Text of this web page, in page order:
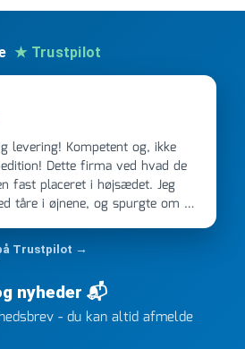
★ Trustpilot
og, ikke
Dette firma ved hvad de
fast placeret i højsædet. Jeg
tåre i øjnene, og spurgte om de
ordre, fordi Davidsen A/S ikke
måneder gammel aftale. Jeg
og min store ordre kom dagen
ikke få armene ned, og næste
vil jeg ringe til dem
og venligste hilsner fra Rene
Trustpilot →
nyheder 📬
- du kan altid afmelde